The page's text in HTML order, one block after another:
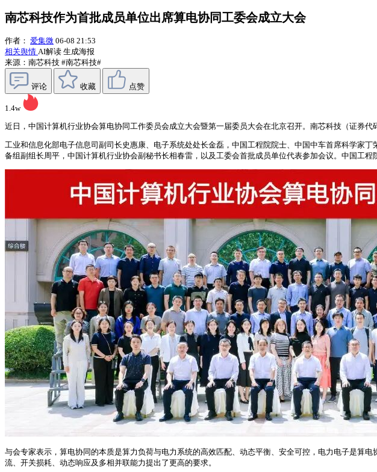
南芯科技作为首批成员单位出席算电协同工委会成立大会
作者： 爱集微 06-08 21:53
相关舆情 AI解读 生成海报
来源：南芯科技 #南芯科技#
评论 收藏 点赞
1.4w
近日，中国计算机行业协会算电协同工作委员会成立大会暨第一届委员大会在北京召开。南芯科技（证券代
工业和信息化部电子信息司副司长史惠康、电子系统处处长金磊，中国工程院院士、中国中车首席科学家
备组副组长周平，中国计算机行业协会副秘书长相春雷，以及工委会首批成员单位代表参加会议。中国工程
与会专家表示，算电协同的本质是算力负荷与电力系统的高效匹配、动态平衡、安全可控，电力电子是算
流、开关损耗、动态响应及多相并联能力提出了更高的要求。